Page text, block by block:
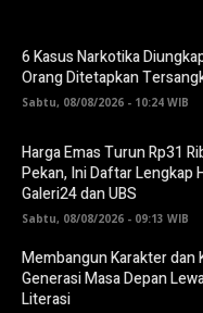
6 Kasus Narkotika
Orang Ditetapkan
Sabtu, 08/08/2026 - 10:24 WIB
Harga Emas Turun Rp31
Pekan, Ini Daftar Lengkap
Galeri24 dan UBS
Sabtu, 08/08/2026 - 09:13 WIB
Membangun Karakter dan
Generasi Masa Depan
Literasi